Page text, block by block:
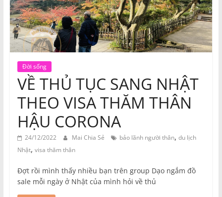
Đời sống
VỀ THỦ TỤC SANG NHẬT
THEO VISA THĂM THÂN
HẬU CORONA
24/12/2022 Mai Chia Sẻ bảo lãnh người thân, du lịch
Nhật, visa thăm thân
Đợt rồi mình thấy nhiều bạn trên group Dạo ngắm đồ
sale mỗi ngày ở Nhật của mình hỏi về thủ